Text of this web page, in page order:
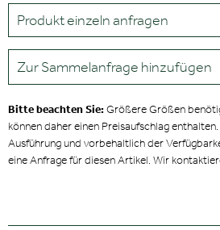
Produkt einzeln anfragen
Zur Sammelanfrage hinzufügen
Bitte beachten Sie:Größere Größen
können daher einen Preisaufschlag
Ausführung und vorbehaltlich der
eine Anfrage für diesen Artikel. Wir